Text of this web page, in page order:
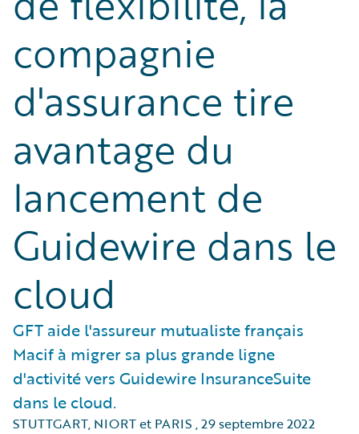
compagnie
d'assurance tire
avantage du
lancement de
Guidewire dans le
cloud
GFT aide l'assureur mutualiste français
Macif à migrer sa plus grande ligne
d'activité vers Guidewire InsuranceSuite
dans le cloud.
STUTTGART, NIORT et PARIS ,29 septembre 2022